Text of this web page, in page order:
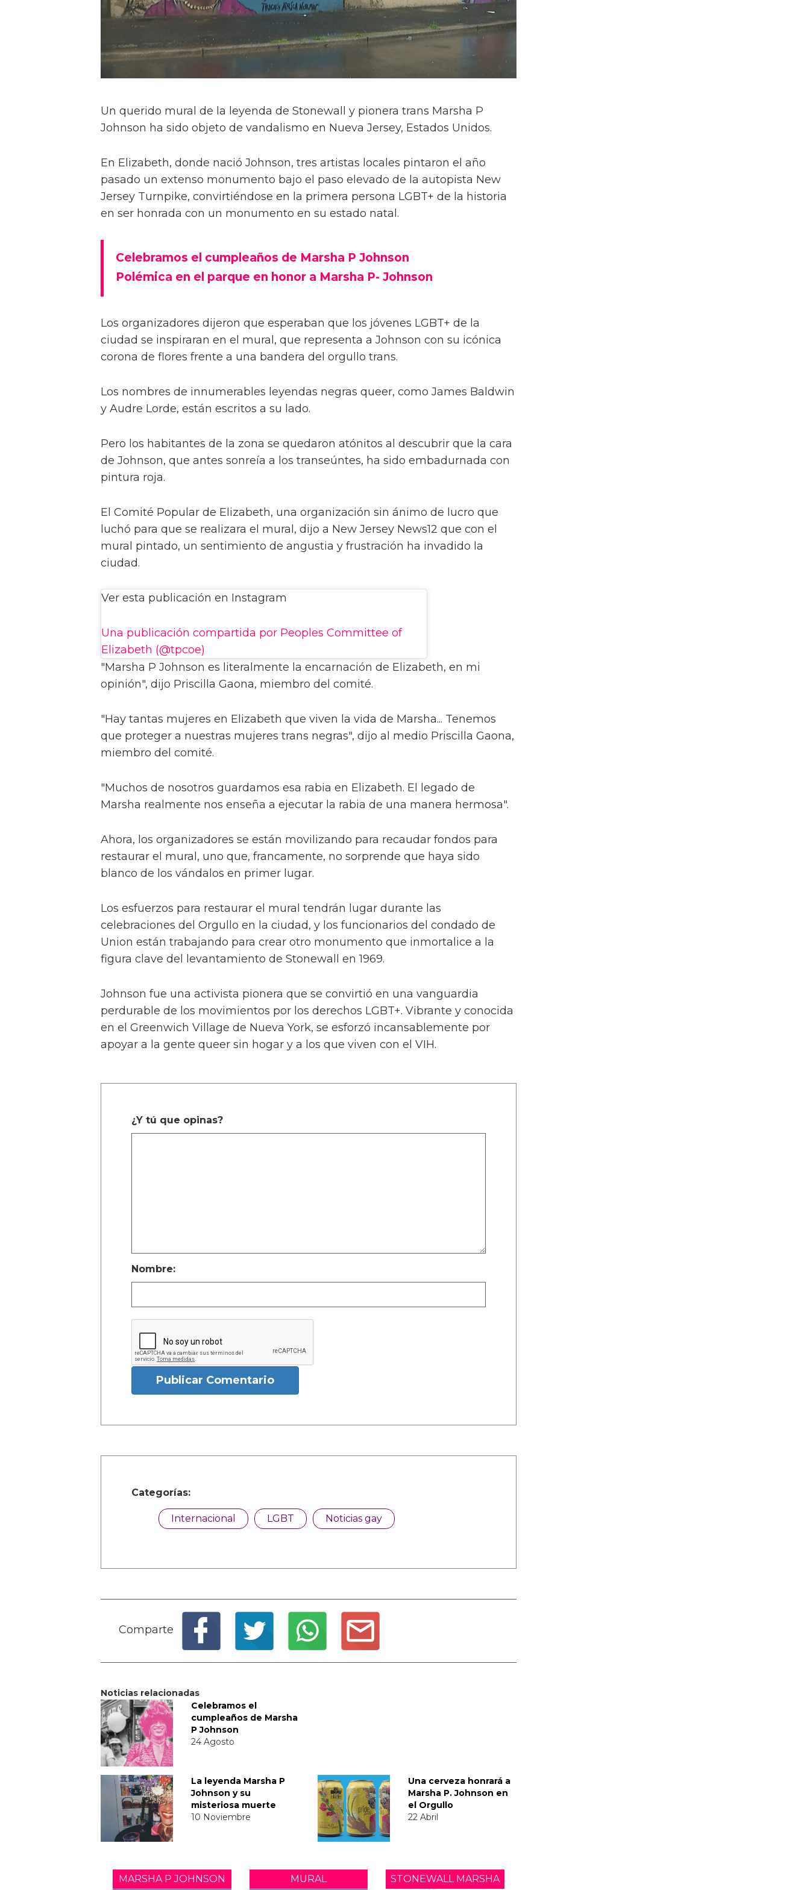
Un querido mural de la leyenda de Stonewall y pionera trans Marsha P
Johnson ha sido objeto de vandalismo en Nueva Jersey, Estados Unidos.
En Elizabeth, donde nació Johnson, tres artistas locales pintaron el año
pasado un extenso monumento bajo el paso elevado de la autopista New
Jersey Turnpike, convirtiéndose en la primera persona LGBT+ de la historia
en ser honrada con un monumento en su estado natal.
Celebramos el cumpleaños de Marsha P Johnson
Polémica en el parque en honor a Marsha P- Johnson
Los organizadores dijeron que esperaban que los jóvenes LGBT+ de la
ciudad se inspiraran en el mural, que representa a Johnson con su icónica
corona de flores frente a una bandera del orgullo trans.
Los nombres de innumerables leyendas negras queer, como James Baldwin
y Audre Lorde, están escritos a su lado.
Pero los habitantes de la zona se quedaron atónitos al descubrir que la cara
de Johnson, que antes sonreía a los transeúntes, ha sido embadurnada con
pintura roja.
El Comité Popular de Elizabeth, una organización sin ánimo de lucro que
luchó para que se realizara el mural, dijo a New Jersey News12 que con el
mural pintado, un sentimiento de angustia y frustración ha invadido la
ciudad.
Ver esta publicación en Instagram
Una publicación compartida por Peoples Committee of
Elizabeth (@tpcoe)
"Marsha P Johnson es literalmente la encarnación de Elizabeth, en mi
opinión", dijo Priscilla Gaona, miembro del comité.
"Hay tantas mujeres en Elizabeth que viven la vida de Marsha... Tenemos
que proteger a nuestras mujeres trans negras", dijo al medio Priscilla Gaona,
miembro del comité.
"Muchos de nosotros guardamos esa rabia en Elizabeth. El legado de
Marsha realmente nos enseña a ejecutar la rabia de una manera hermosa".
Ahora, los organizadores se están movilizando para recaudar fondos para
restaurar el mural, uno que, francamente, no sorprende que haya sido
blanco de los vándalos en primer lugar.
Los esfuerzos para restaurar el mural tendrán lugar durante las
celebraciones del Orgullo en la ciudad, y los funcionarios del condado de
Union están trabajando para crear otro monumento que inmortalice a la
figura clave del levantamiento de Stonewall en 1969.
Johnson fue una activista pionera que se convirtió en una vanguardia
perdurable de los movimientos por los derechos LGBT+. Vibrante y conocida
en el Greenwich Village de Nueva York, se esforzó incansablemente por
apoyar a la gente queer sin hogar y a los que viven con el VIH.
¿Y tú que opinas?
Nombre:
Publicar Comentario
Categorías:
Internacional LGBT Noticias gay
Comparte
Noticias relacionadas
Celebramos el
cumpleaños de Marsha
P Johnson
24 Agosto
La leyenda Marsha P
Johnson y su
misteriosa muerte
10 Noviembre
Una cerveza honrará a
Marsha P. Johnson en
el Orgullo
22 Abril
MARSHA P JOHNSON MURAL STONEWALL MARSHA